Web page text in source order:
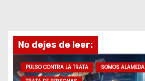
e
e
m
a
No dejes de leer:
PULSO CONTRA LA TRATA
SOMOS ALAMEDA